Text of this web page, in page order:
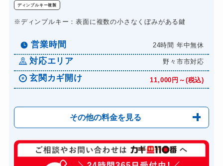
ドアノブカギ作成
ドアノブカギ交換 11,000円～(税込)
ディンプルキー複製
※ディンプルキー：表面に複数の小さなくぼみがある鍵
営業時間 24時間 年中無休
対応エリア 野々市市対応
玄関カギ開け 11,000円～(税込)
その他の料金を見る
玄関カギ複製 2100円(税込)～